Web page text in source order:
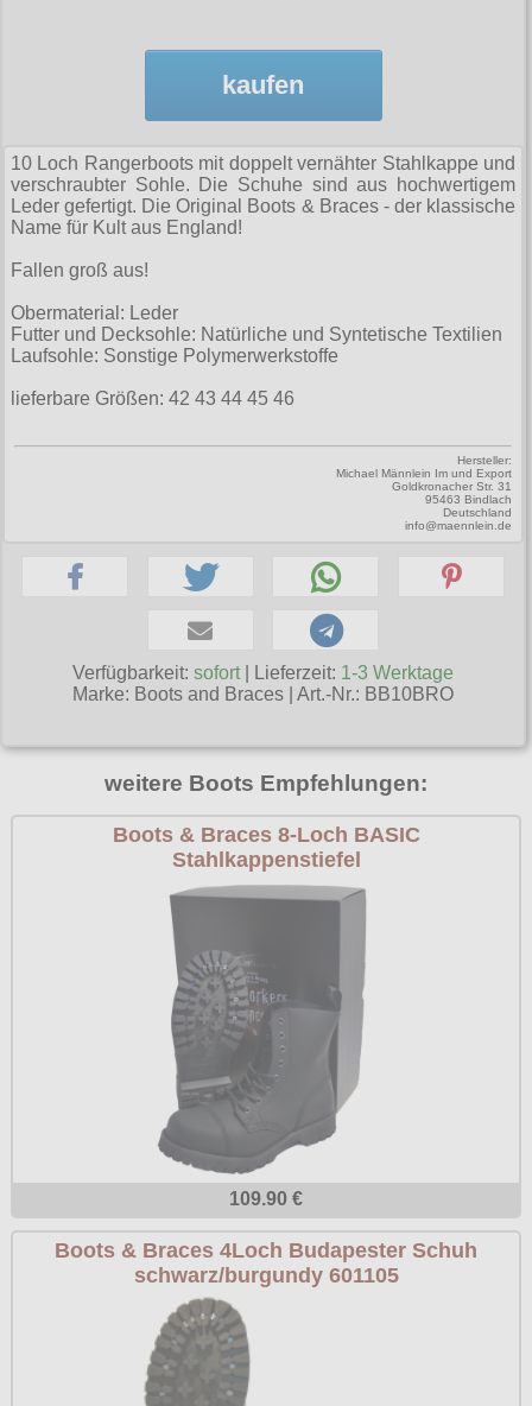
Männerjacken & Westen
Männermäntel
Männershirts langarm
Mittelalter
Rune Charms
für die Haare
Gürtel
Halsbänder
Stiefelbänder
Burleska
Collectif
Cup Cake Cult
Dead Threads
Jawbreaker
Queen of Darkness
Restyle
Spin Doctor
Surplus
Vixxsin
Warrior Clothing
L
XL
XXXL
XXXXL
Amphi Festival
Kleidung
Bademoden
Jogginghosen
Outdoorbekleidung
Petticoats
Poloshirts
Gothic Shop
Punkrock
Rockabilly
Mods
--------------
gesamt: 0.00 €
Social Media:
kaufen
10 Loch Rangerboots mit doppelt vernähter Stahlkappe und
verschraubter Sohle. Die Schuhe sind aus hochwertigem
Leder gefertigt. Die Original Boots & Braces - der klassische
Name für Kult aus England!
Fallen groß aus!
Obermaterial: Leder
Futter und Decksohle: Natürliche und Syntetische Textilien
Laufsohle: Sonstige Polymerwerkstoffe
lieferbare Größen: 42 43 44 45 46
Hersteller:
Michael Männlein Im und Export
Goldkronacher Str. 31
95463 Bindlach
Deutschland
info@maennlein.de
Verfügbarkeit:sofort | Lieferzeit: 1-3 Werktage
Marke: Boots and Braces |Art.-Nr.: BB10BRO
weitere Boots Empfehlungen:
Boots & Braces 8-Loch BASIC
Stahlkappenstiefel
109.90 €
Boots & Braces 4Loch Budapester Schuh
schwarz/burgundy 601105